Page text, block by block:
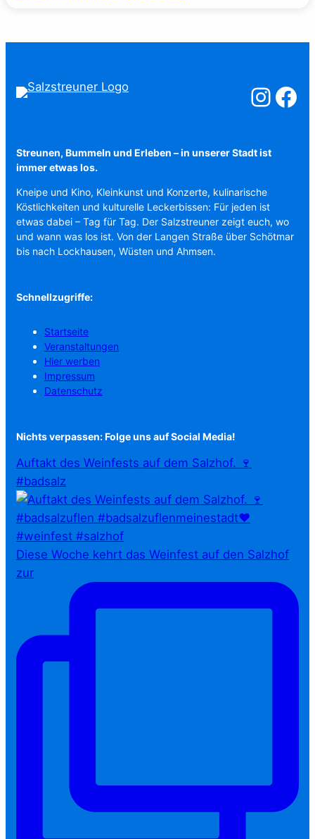
Salzstreuner
Streunen, Bummeln und Erleben – in unserer Stadt ist
immer etwas los.
Kneipe und Kino, Kleinkunst und Konzerte, kulinarische
Köstlichkeiten und kulturelle Leckerbissen: Für jeden ist
etwas dabei – Tag für Tag. Der Salzstreuner zeigt euch, wo
und wann was los ist. Von der Langen Straße über Schötmar
bis nach Lockhausen, Wüsten und Ahmsen.
Schnellzugriffe:
Startseite
Veranstaltungen
Hier werben
Impressum
Datenschutz
Nichts verpassen: Folge uns auf Social Media!
Auftakt des Weinfests auf dem Salzhof. 🍷
#badsalz
Diese Woche kehrt das Weinfest auf den Salzhof
zur